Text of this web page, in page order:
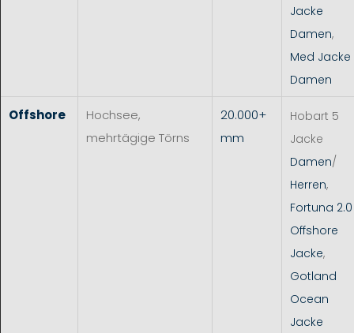
Jacke
Damen,
Med Jacke
Damen
Offshore
Hochsee,
mehrtägige Törns
20.000+
mm
Hobart 5
Jacke
Damen/
Herren,
Fortuna 2.0
Offshore
Jacke,
Gotland
Ocean
Jacke